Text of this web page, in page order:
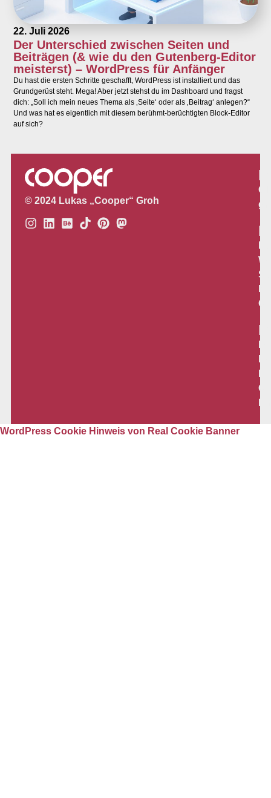
22. Juli 2026
Der Unterschied zwischen Seiten und
Beiträgen (& wie du den Gutenberg-Editor
meisterst) – WordPress für Anfänger
Du hast die ersten Schritte geschafft, WordPress ist installiert und das
Grundgerüst steht. Mega! Aber jetzt stehst du im Dashboard und fragst
dich: „Soll ich mein neues Thema als ‚Seite‘ oder als ‚Beitrag‘ anlegen?“
Und was hat es eigentlich mit diesem berühmt-berüchtigten Block-Editor
auf sich?
© 2024 Lukas „Cooper“ Groh
WordPress Cookie Hinweis von Real Cookie Banner